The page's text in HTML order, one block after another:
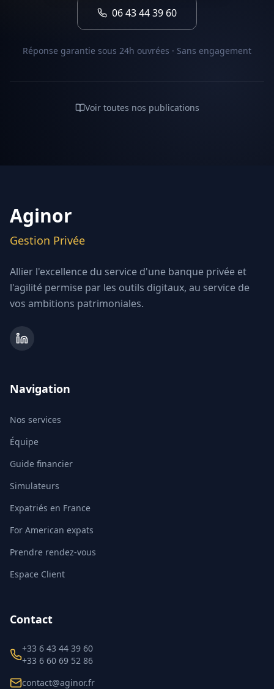
06 43 44 39 60
Réponse garantie sous 24h ouvrées · Sans engagement
Voir toutes nos publications
Aginor
Gestion Privée
Allier l'excellence du service d'une banque privée et
l'agilité permise par les outils digitaux, au service de
vos ambitions patrimoniales.
Navigation
Nos services
Équipe
Guide financier
Simulateurs
Expatriés en France
For American expats
Prendre rendez-vous
Espace Client
Contact
+33 6 43 44 39 60
+33 6 60 69 52 86
contact@aginor.fr